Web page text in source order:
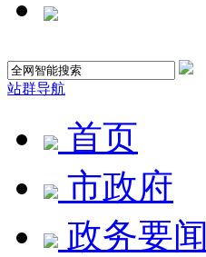
站群导航
首页
市政府
政务要闻